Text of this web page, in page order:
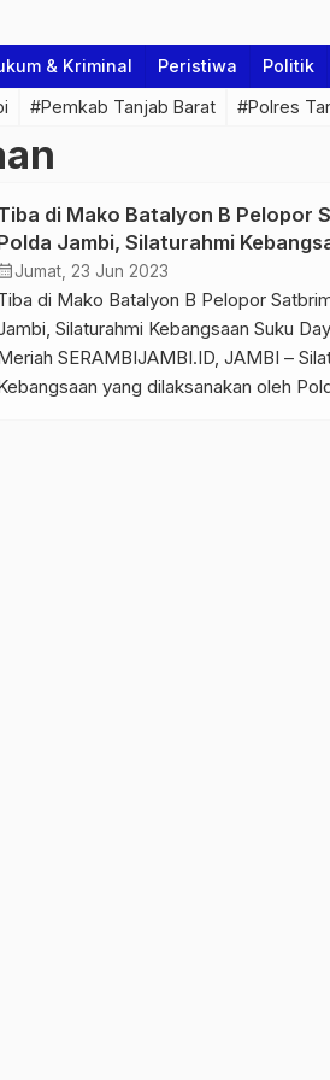
& Kriminal Peristiwa Politik
#Pemkab Tanjab Barat #Polres
di Mako Batalyon B Pelopor
Jambi, Silaturahmi
Dayak Disambut Meriah
calendar_monthJumat, 23 Jun 2023
di Mako Batalyon B Pelopor
Silaturahmi Kebangsaan Suku
SERAMBIJAMBI.ID, JAMBI –
yang dilaksanakan oleh